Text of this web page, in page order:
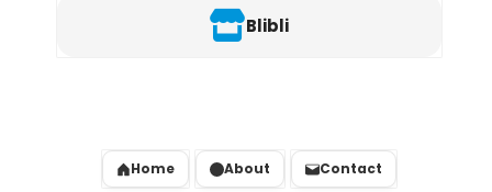
Blibli
Home About Contact